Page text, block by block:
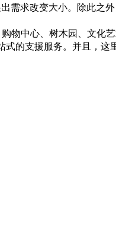
需求改变大小。除此之
物中心、树木园、文化
的支援服务。并且，这